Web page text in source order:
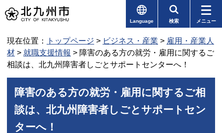
Language 検索 メニュー
現在位置： トップページ > ビジネス・産業 > 雇用・産業人
材 > 就職支援情報 > 障害のある方の就労・雇用に関するご
相談は、北九州障害者しごとサポートセンターへ！
障害のある方の就労・雇用に関するご相
談は、北九州障害者しごとサポートセン
ターへ！